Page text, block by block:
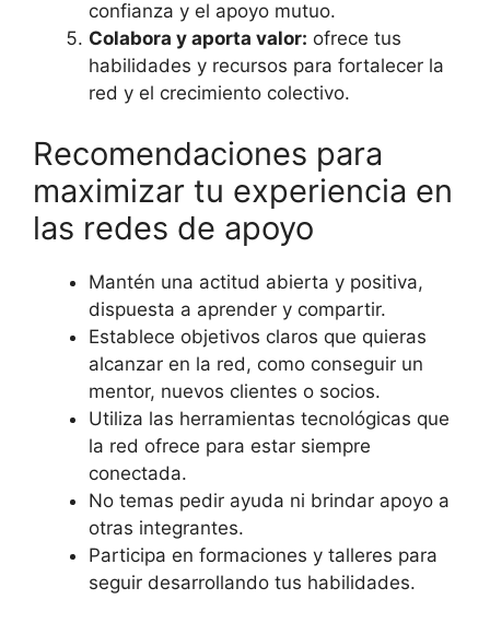
confianza y el apoyo mutuo.
Colabora y aporta valor: ofrece tus
habilidades y recursos para fortalecer la
red y el crecimiento colectivo.
Recomendaciones para
maximizar tu experiencia en
las redes de apoyo
Mantén una actitud abierta y positiva,
dispuesta a aprender y compartir.
Establece objetivos claros que quieras
alcanzar en la red, como conseguir un
mentor, nuevos clientes o socios.
Utiliza las herramientas tecnológicas que
la red ofrece para estar siempre
conectada.
No temas pedir ayuda ni brindar apoyo a
otras integrantes.
Participa en formaciones y talleres para
seguir desarrollando tus habilidades.